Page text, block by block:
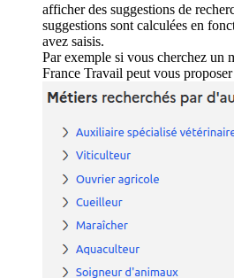
afficher des suggestions de
suggestions sont calculées en
avez saisis.
Par exemple si vous cherchez un
France Travail peut vous proposer